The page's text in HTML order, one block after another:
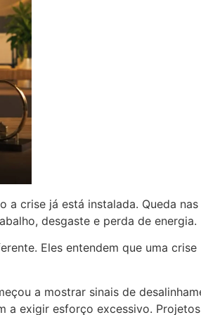
crise já está instalada. Queda
desgaste e perda de energia.
Eles entendem que uma
a mostrar sinais de
a exigir esforço excessivo.